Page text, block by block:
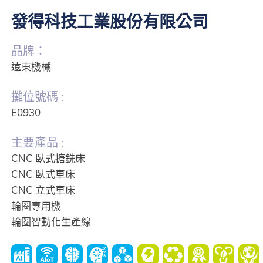
發得科技工業股份有限公司
品牌：
遠東機械
攤位號碼 :
E0930
主要產品 :
CNC 臥式搪銑床
CNC 臥式車床
CNC 立式車床
輪圈專用機
輪圈智動化生產線